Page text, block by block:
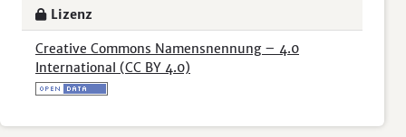
Lizenz
Creative Commons Namensnennung – 4.0
International (CC BY 4.0)